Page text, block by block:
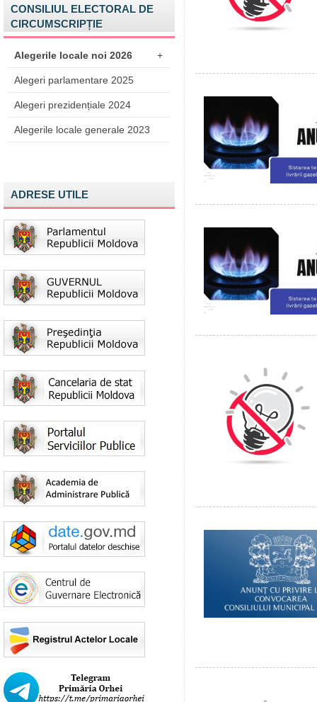
CONSILIUL ELECTORAL DE
CIRCUMSCRIPȚIE
Alegerile locale noi 2026 +
Alegeri parlamentare 2025
Alegeri prezidențiale 2024
Alegerile locale generale 2023
ADRESE UTILE